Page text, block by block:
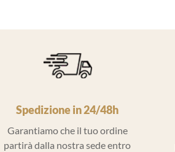
Spedizione in 24/48h
Garantiamo che il tuo ordine
partirà dalla nostra sede entro